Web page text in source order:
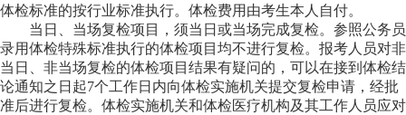
体检标准的按行业标准执行。体检费用由考生本人自付。
当日、当场复检项目，须当日或当场完成复检。参照公务员
录用体检特殊标准执行的体检项目均不进行复检。报考人员对非
当日、非当场复检的体检项目结果有疑问的，可以在接到体检结
论通知之日起7个工作日内向体检实施机关提交复检申请，经批
准后进行复检。体检实施机关和体检医疗机构及其工作人员应对